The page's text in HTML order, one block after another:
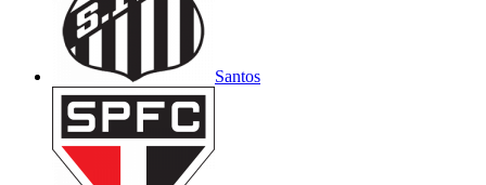
Santos